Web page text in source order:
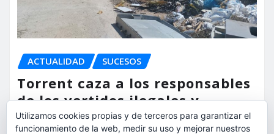
ACTUALIDAD SUCESOS
Torrent caza a los responsables
de los vertidos ilegales y
endurece las sanciones
Utilizamos cookies propias y de terceros para garantizar el
funcionamiento de la web, medir su uso y mejorar nuestros